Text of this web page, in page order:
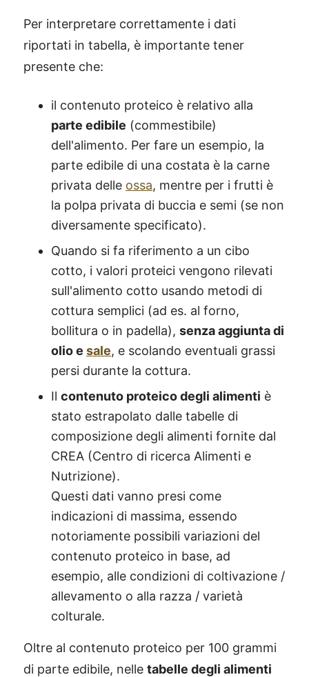
Per interpretare correttamente i dati
riportati in tabella, è importante tener
presente che:
il contenuto proteico è relativo alla
parte edibile (commestibile)
dell'alimento. Per fare un esempio, la
parte edibile di una costata è la carne
privata delle ossa, mentre per i frutti è
la polpa privata di buccia e semi (se non
diversamente specificato).
Quando si fa riferimento a un cibo
cotto, i valori proteici vengono rilevati
sull'alimento cotto usando metodi di
cottura semplici (ad es. al forno,
bollitura o in padella), senza aggiunta di
olio e sale, e scolando eventuali grassi
persi durante la cottura.
Il contenuto proteico degli alimenti è
stato estrapolato dalle tabelle di
composizione degli alimenti fornite dal
CREA (Centro di ricerca Alimenti e
Nutrizione).
Questi dati vanno presi come
indicazioni di massima, essendo
notoriamente possibili variazioni del
contenuto proteico in base, ad
esempio, alle condizioni di coltivazione /
allevamento o alla razza / varietà
colturale.
Oltre al contenuto proteico per 100 grammi
di parte edibile, nelle tabelle degli alimenti